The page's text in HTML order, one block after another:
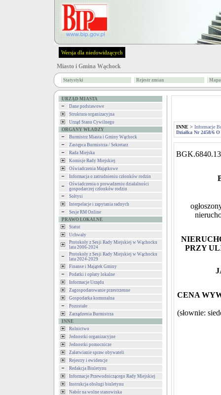
Wersja dla niedowidzących
Miasto i Gmina Wąchock
Statystyki Rejestr zmian
URZĄD MIASTA
Dane podstawowe
Struktura organizacyjna
Urząd Stanu Cywilnego
ORGANY WŁADZY
Burmistrz Miasta i Gminy Wąchock
Zastępca Burmistrza / Sekretarz
Rada Miejska
Komisje Rady Miejskiej
Oświadczenia Majątkowe
Informacja o zatrudnieniu członków rodzin
Oświadczenia o prowadzeniu działalności
gospodarczej członków rodzin
Sołtysi
Interpelacje i zapytania radnych
Sesje RM Online
PRAWO LOKALNE
Statut
Uchwały
Protokoły z Sesji Rady Miejskiej w Wąchocku
lata 2006-2024
Protokoły z Sesji Rady Miejskiej w Wąchocku
lata 2024-2029
Finanse i Majątek Gminy
Podatki i opłaty lokalne
Informacje Urzędu
Zagospodarowanie przestrzenne
Gospodarka komunalna
Pozostałe
Zarządzenia Burmistrza
INNE
Rolnictwo
Jednostki organizacyjne
Jednostki pomocnicze
Załatwianie spraw obywateli
Rejestry i ewidencje
Redakcja Biuletynu
Informacje Przewodniczącego Rady Miejskiej
Instrukcja obsługi biuletynu
Nabór na wolne stanowiska
INNE > Informacje
Działka Nr 2458/6
PRZY
CENA
(słownie: